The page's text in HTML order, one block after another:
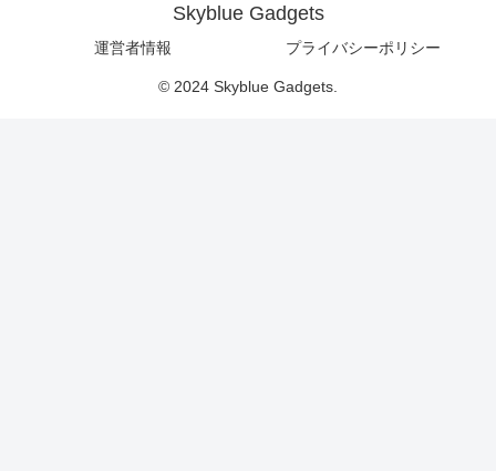
Skyblue Gadgets
運営者情報 プライバシーポリシー
© 2024 Skyblue Gadgets.